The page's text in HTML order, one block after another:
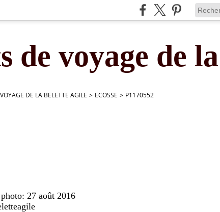
de voyage de
DE LA BELETTE AGILE > ECOSSE > P1170552
27 août 2016